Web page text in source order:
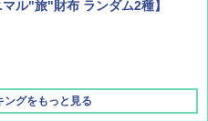
ル"旅"財布 ランダム2種】
グをもっと見る